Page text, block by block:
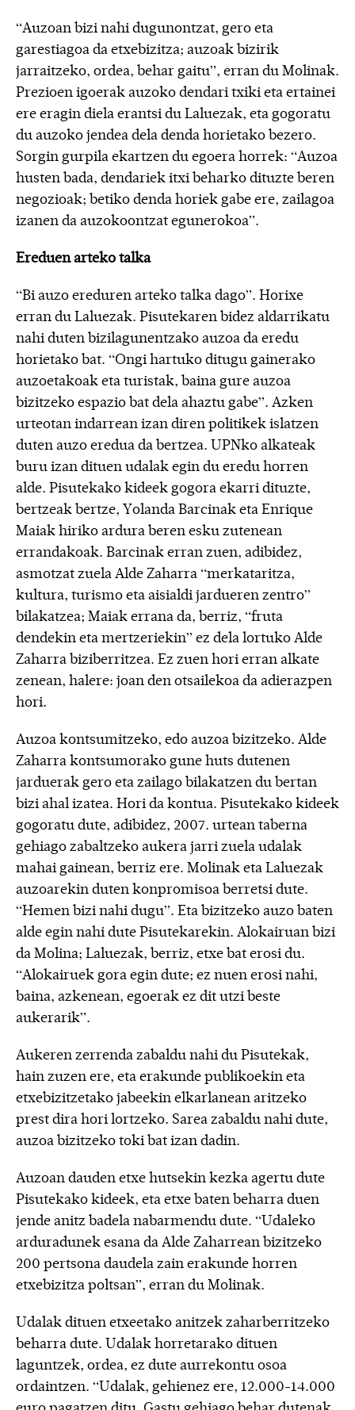
“Auzoan bizi nahi dugunontzat, gero eta
garestiagoa da etxebizitza; auzoak bizirik
jarraitzeko, ordea, behar gaitu”, erran du Molinak.
Prezioen igoerak auzoko dendari txiki eta ertainei
ere eragin diela erantsi du Laluezak, eta gogoratu
du auzoko jendea dela denda horietako bezero.
Sorgin gurpila ekartzen du egoera horrek: “Auzoa
husten bada, dendariek itxi beharko dituzte beren
negozioak; betiko denda horiek gabe ere, zailagoa
izanen da auzokoontzat egunerokoa”.
Ereduen arteko talka
“Bi auzo ereduren arteko talka dago”. Horixe
erran du Laluezak. Pisutekaren bidez aldarrikatu
nahi duten bizilagunentzako auzoa da eredu
horietako bat. “Ongi hartuko ditugu gainerako
auzoetakoak eta turistak, baina gure auzoa
bizitzeko espazio bat dela ahaztu gabe”. Azken
urteotan indarrean izan diren politikek islatzen
duten auzo eredua da bertzea. UPNko alkateak
buru izan dituen udalak egin du eredu horren
alde. Pisutekako kideek gogora ekarri dituzte,
bertzeak bertze, Yolanda Barcinak eta Enrique
Maiak hiriko ardura beren esku zutenean
errandakoak. Barcinak erran zuen, adibidez,
asmotzat zuela Alde Zaharra “merkataritza,
kultura, turismo eta aisialdi jardueren zentro”
bilakatzea; Maiak errana da, berriz, “fruta
dendekin eta mertzeriekin” ez dela lortuko Alde
Zaharra biziberritzea. Ez zuen hori erran alkate
zenean, halere: joan den otsailekoa da adierazpen
hori.
Auzoa kontsumitzeko, edo auzoa bizitzeko. Alde
Zaharra kontsumorako gune huts dutenen
jarduerak gero eta zailago bilakatzen du bertan
bizi ahal izatea. Hori da kontua. Pisutekako kideek
gogoratu dute, adibidez, 2007. urtean taberna
gehiago zabaltzeko aukera jarri zuela udalak
mahai gainean, berriz ere. Molinak eta Laluezak
auzoarekin duten konpromisoa berretsi dute.
“Hemen bizi nahi dugu”. Eta bizitzeko auzo baten
alde egin nahi dute Pisutekarekin. Alokairuan bizi
da Molina; Laluezak, berriz, etxe bat erosi du.
“Alokairuek gora egin dute; ez nuen erosi nahi,
baina, azkenean, egoerak ez dit utzi beste
aukerarik”.
Aukeren zerrenda zabaldu nahi du Pisutekak,
hain zuzen ere, eta erakunde publikoekin eta
etxebizitzetako jabeekin elkarlanean aritzeko
prest dira hori lortzeko. Sarea zabaldu nahi dute,
auzoa bizitzeko toki bat izan dadin.
Auzoan dauden etxe hutsekin kezka agertu dute
Pisutekako kideek, eta etxe baten beharra duen
jende anitz badela nabarmendu dute. “Udaleko
arduradunek esana da Alde Zaharrean bizitzeko
200 pertsona daudela zain erakunde horren
etxebizitza poltsan”, erran du Molinak.
Udalak dituen etxeetako anitzek zaharberritzeko
beharra dute. Udalak horretarako dituen
laguntzek, ordea, ez dute aurrekontu osoa
ordaintzen. “Udalak, gehienez ere, 12.000-14.000